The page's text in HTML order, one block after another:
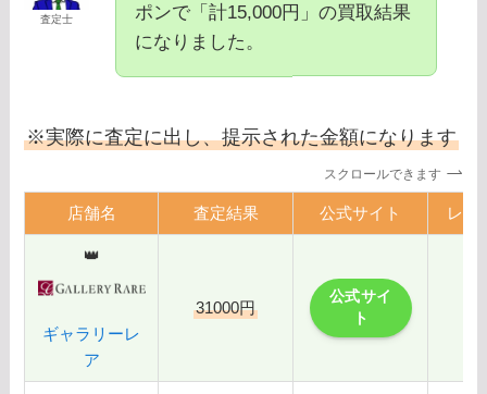
査定士
ポンで「計15,000円」の買取結果
になりました。
※実際に査定に出し、提示された金額になります
スクロールできます
店舗名 査定結果 公式サイト レビ
👑
ギャラリーレ
ア
31000円
公式サイ
ト